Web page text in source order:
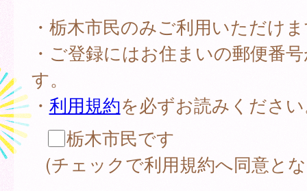
・栃木市民のみご利用いただけ
・ご登録にはお住まいの郵便番
す。
・ 利用規約を必ずお読みくださ
栃木市民です
(チェックで利用規約へ同意と